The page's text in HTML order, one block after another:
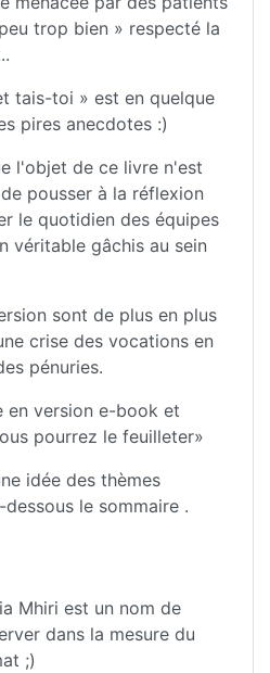
trop bien » respecté la
tais-toi » est en quelque
pires anecdotes :)
l'objet de ce livre n'est
pousser à la réflexion
le quotidien des équipes
véritable gâchis au sein
sont de plus en plus
crise des vocations en
pénuries.
en version e-book et
pourrez le feuilleter»
idée des thèmes
le sommaire .
Mhiri est un nom de
dans la mesure du
;)